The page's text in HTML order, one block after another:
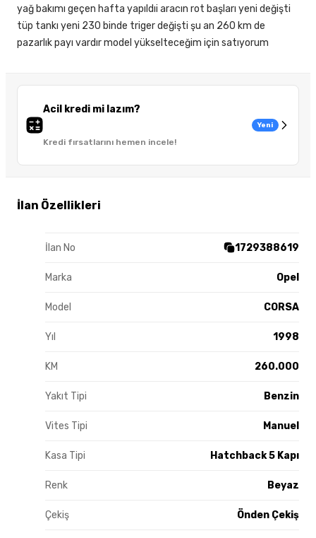
Acil kredi mi lazım?
Kredi fırsatlarını hemen incele!
Yeni
İlan Özellikleri
İlan No 1729388619
Marka Opel
Model CORSA
Yıl 1998
KM 260.000
Yakıt Tipi Benzin
Vites Tipi Manuel
Kasa Tipi Hatchback 5 Kapı
Renk Beyaz
Çekiş Önden Çekiş
yağ bakımı geçen hafta yapıldıi aracın rot başları yeni değişti
tüp tankı yeni 230 binde triger değişti şu an 260 km de
pazarlık payı vardır model yükselteceğim için satıyorum